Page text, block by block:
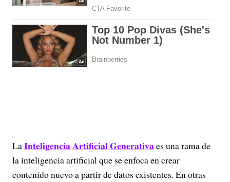
LaInteligencia Artificial Generativaes una rama de
la inteligencia artificial que se enfoca en crear
contenido nuevo a partir de datos existentes. En otras